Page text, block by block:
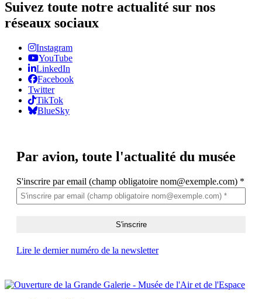
Suivez toute notre actualité sur nos
réseaux sociaux
Instagram
YouTube
LinkedIn
Facebook
Twitter
TikTok
BlueSky
Par avion, toute l'actualité du musée
S'inscrire par email (champ obligatoire nom@exemple.com) *
Lire le dernier numéro de la newsletter